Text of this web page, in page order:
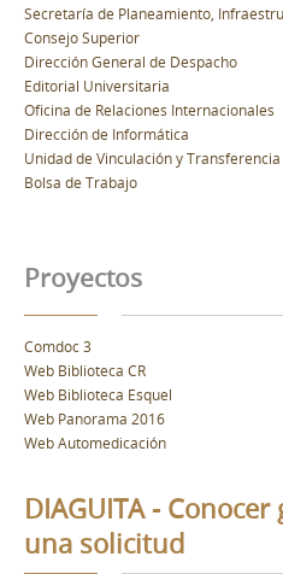
Secretaría de Planeamiento,
Consejo Superior
Dirección General de Despacho
Editorial Universitaria
Oficina de Relaciones Internacionales
Dirección de Informática
Unidad de Vinculación y
Bolsa de Trabajo
Proyectos
Comdoc 3
Web Biblioteca CR
Web Biblioteca Esquel
Web Panorama 2016
Web Automedicación
DIAGUITA -
una solicitud